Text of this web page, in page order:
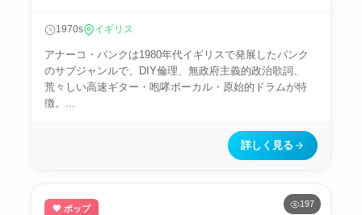
1970s イギリス
アナーコ・パンクは1980年代イギリスで発展したパンク
のサブジャンルで、DIY倫理、無政府主義的政治歌詞、
荒々しい高速ギター・咆哮ボーカル・原始的ドラムが特
徴。...
詳しく見る
197
💖 ポップ